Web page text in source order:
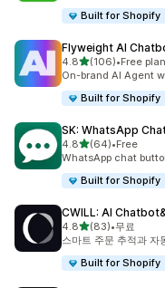
Built for Shopify
Flyweight AI
4.8별 5개 중
(106)
총 리뷰 106개
•Free
On-brand AI Agent
Built for Shopify
SK: WhatsApp
4.8별 5개 중
(64)
총 리뷰 64개
•Free
WhatsApp chat
Built for Shopify
CWILL: AI
4.8별 5개 중
(83)
총 리뷰 83개
•무료
스마트 주문 추적과 자
Built for Shopify